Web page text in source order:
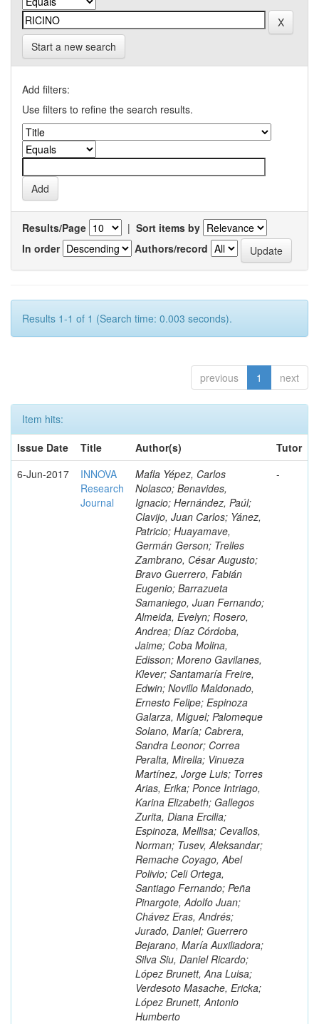
Start a new search
Add filters:
Use filters to refine the search results.
Results/Page | Sort items by
In order
Authors/record
Results 1-1 of 1 (Search time: 0.003 seconds).
previous 1 next
Item hits:
Issue Date
Title Author(s)
Tutor
6-Jun-2017
INNOVA
Research
Journal
Mafla Yépez, Carlos
Nolasco; Benavides,
Ignacio; Hernández, Paúl;
Clavijo, Juan Carlos; Yánez,
Patricio; Huayamave,
Germán Gerson; Trelles
Zambrano, César Augusto;
Bravo Guerrero, Fabián
Eugenio; Barrazueta
Samaniego, Juan Fernando;
Almeida, Evelyn; Rosero,
Andrea; Díaz Córdoba,
Jaime; Coba Molina,
Edisson; Moreno Gavilanes,
Klever; Santamaría Freire,
Edwin; Novillo Maldonado,
Ernesto Felipe; Espinoza
Galarza, Miguel; Palomeque
Solano, María; Cabrera,
Sandra Leonor; Correa
Peralta, Mirella; Vinueza
Martínez, Jorge Luis; Torres
Arias, Erika; Ponce Intriago,
Karina Elizabeth; Gallegos
Zurita, Diana Ercilia;
Espinoza, Mellisa; Cevallos,
Norman; Tusev, Aleksandar;
Remache Coyago, Abel
Polivio; Celi Ortega,
Santiago Fernando; Peña
Pinargote, Adolfo Juan;
Chávez Eras, Andrés;
Jurado, Daniel; Guerrero
Bejarano, María Auxiliadora;
Silva Siu, Daniel Ricardo;
López Brunett, Ana Luisa;
Verdesoto Masache, Ericka;
López Brunett, Antonio
Humberto
-